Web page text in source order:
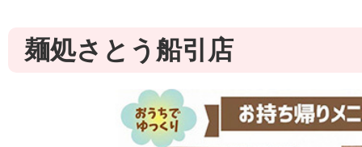
麺処さとう船引店